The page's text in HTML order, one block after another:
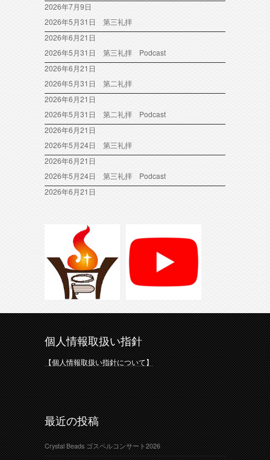
2026年7月9日
2026年5月31日 第三礼拝
2026年6月21日
2026年5月31日 第三礼拝 Podcast
2026年6月21日
2026年5月31日 第二礼拝
2026年6月21日
2026年5月31日 第二礼拝 Podcast
2026年6月21日
2026年5月24日 第三礼拝
2026年6月21日
2026年5月24日 第三礼拝 Podcast
2026年6月21日
個人情報取扱い指針
【個人情報取扱い指針について】
最近の投稿
Crystal Beads ゴスペルコンサート2026